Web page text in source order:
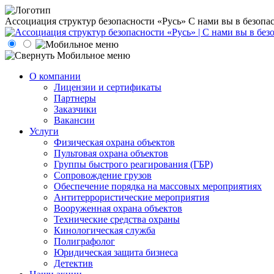
Ассоциация структур безопасности «Русь» С нами вы в
О компании
Лицензии и сертификаты
Партнеры
Заказчики
Вакансии
Услуги
Физическая охрана объектов
Пультовая охрана объектов
Группы быстрого реагирования (ГБР)
Сопровождение грузов
Обеспечение порядка на массовых мероприятиях
Антитеррористические мероприятия
Вооруженная охрана объектов
Технические средства охраны
Кинологическая служба
Полиграфолог
Юридическая защита бизнеса
Детектив